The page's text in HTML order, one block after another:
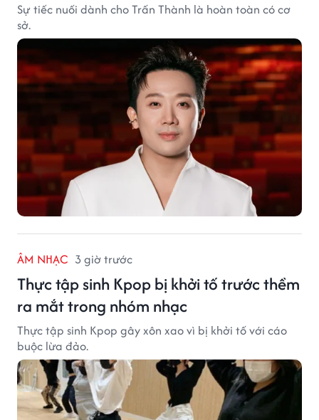
Sự tiếc nuối dành cho Trấn Thành là hoàn toàn có cơ
sở.
ÂM NHẠC 3 giờ trước
Thực tập sinh Kpop bị khởi tố trước thềm
ra mắt trong nhóm nhạc
Thực tập sinh Kpop gây xôn xao vì bị khởi tố với cáo
buộc lừa đảo.